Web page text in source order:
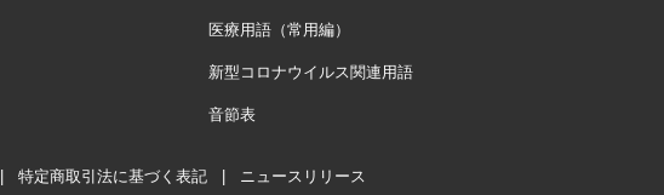
医療用語（常用編）
新型コロナウイルス関連用語
音節表
特定商取引法に基づく表記 ニュースリリース